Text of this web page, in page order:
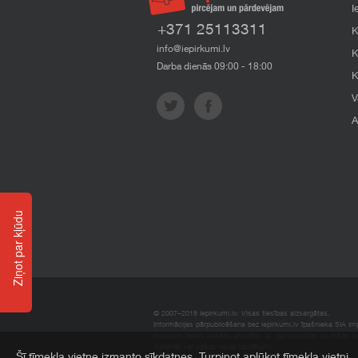
+371 25113311
info@iepirkumi.lv
Darba dienās 09:00 - 18:00
© 2007–2018 Iepirkumi.lv. Visas tiesības aizsargātas.
Informācijas pārpublicēšana bez iepirkumi.lv īpašnieka SIA
Ziņot par kļūdu